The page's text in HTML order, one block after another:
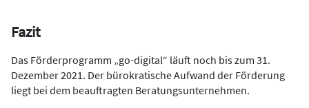
Fazit
Das Förderprogramm „go-digital“ läuft noch bis zum 31.
Dezember 2021. Der bürokratische Aufwand der Förderung
liegt bei dem beauftragten Beratungsunternehmen.